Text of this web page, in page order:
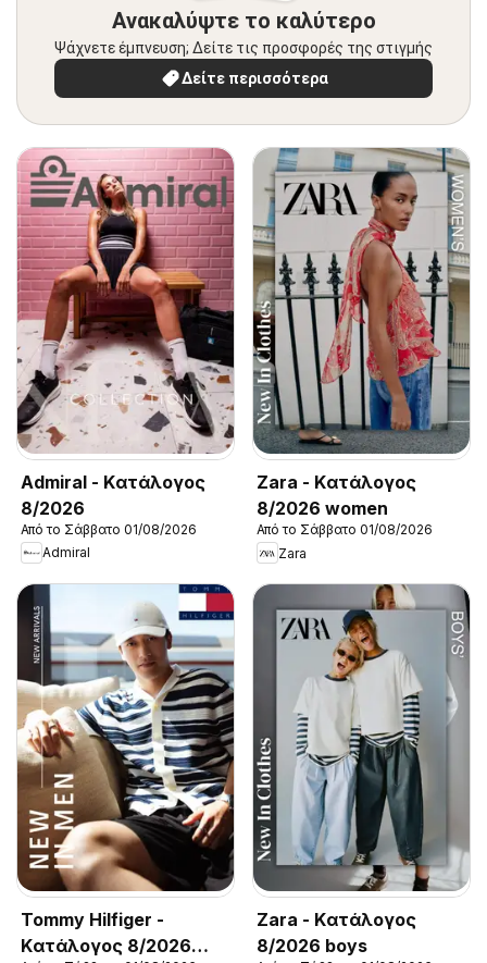
Ανακαλύψτε το καλύτερο
Ψάχνετε έμπνευση; Δείτε τις προσφορές της στιγμής
Δείτε περισσότερα
Admiral - Kατάλογος
8/2026
Από το Σάββατο 01/08/2026
Admiral
Zara - Kατάλογος
8/2026 women
Από το Σάββατο 01/08/2026
Zara
Tommy Hilfiger -
Kατάλογος 8/2026
Zara - Kατάλογος
8/2026 boys